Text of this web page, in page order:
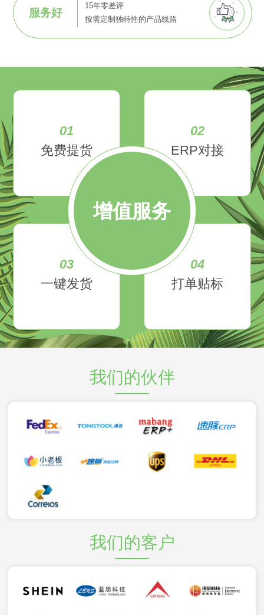
服务好
15年零差评
按需定制独特性的产品线路
增值服务
01
免费提货
02
ERP对接
03
一键发货
04
打单贴标
我们的伙伴
我们的客户